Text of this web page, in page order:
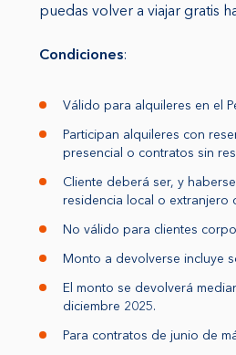
puedas volver a viajar gratis
Condiciones:
Válido para alquileres en el
Participan alquileres con
presencial o contratos sin
Cliente deberá ser, y
residencia local o extranjero
No válido para clientes
Monto a devolverse incluye
El monto se devolverá
diciembre 2025.
Para contratos de junio de